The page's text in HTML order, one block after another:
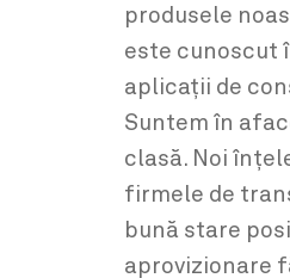
produsele
este cunoscut
aplicații de
Suntem în
clasă. Noi
firmele de
bună stare
aprovizionare